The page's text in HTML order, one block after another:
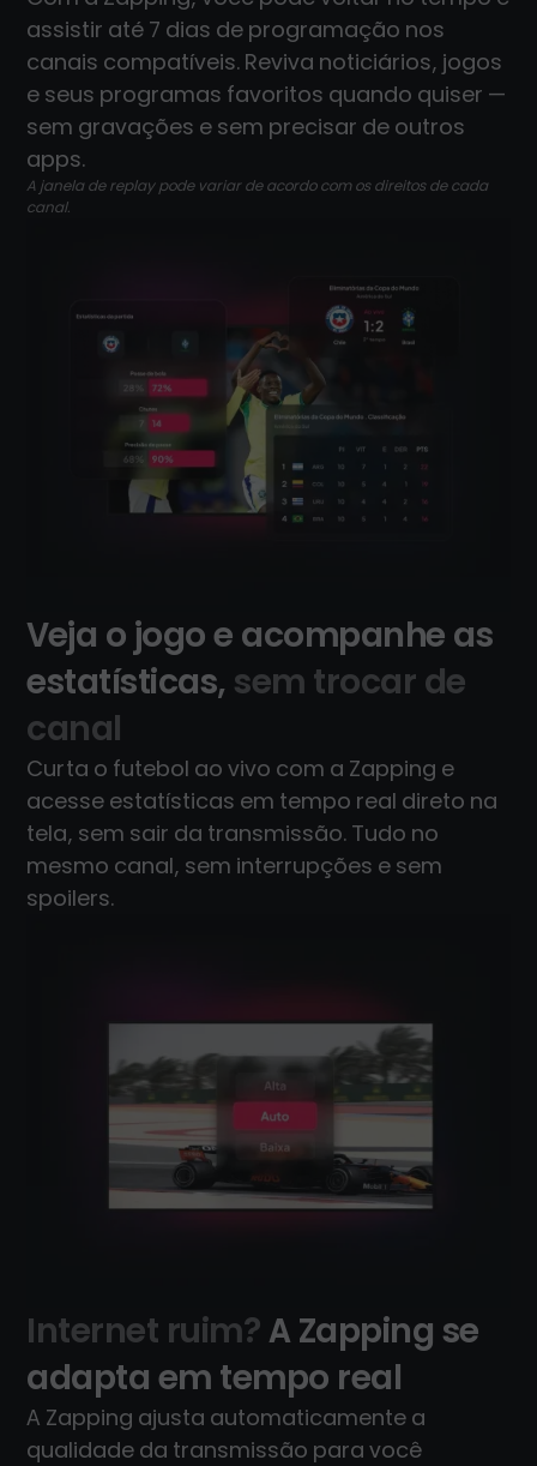
assistir até 7 dias de programação nos
canais compatíveis. Reviva noticiários, jogos
e seus programas favoritos quando quiser —
sem gravações e sem precisar de outros
apps.
A janela de replay pode variar de acordo com os direitos de cada
canal.
Veja o jogo e acompanhe as
estatísticas, sem trocar de
canal
Curta o futebol ao vivo com a Zapping e
acesse estatísticas em tempo real direto na
tela, sem sair da transmissão. Tudo no
mesmo canal, sem interrupções e sem
spoilers.
Internet ruim?A Zapping se
adapta em tempo real
A Zapping ajusta automaticamente a
qualidade da transmissão para você